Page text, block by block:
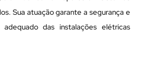
Sua atuação garante a segurança e
das instalações elétricas